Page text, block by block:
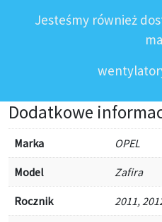
Jesteśmy również
Dodatkowe
Marka OPEL
Model Zafira
Rocznik 2011,